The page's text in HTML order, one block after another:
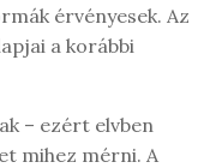
érvényesek. Az
a korábbi
– ezért elvben
mihez mérni. A